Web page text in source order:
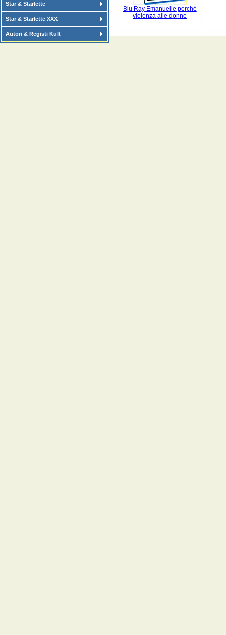
Star & Starlette
Star & Starlette XXX
Autori & Registi Kult
Blu Ray Emanuelle perché
violenza alle donne